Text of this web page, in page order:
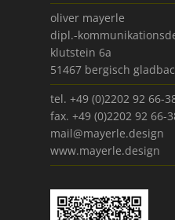
oliver mayerle
dipl.-
klutstein 6a
51467 bergisch
tel. +49 (0)2202 92 66-
fax. +49 (0)2202 92 66-
mail@mayerle.design
www.mayerle.design